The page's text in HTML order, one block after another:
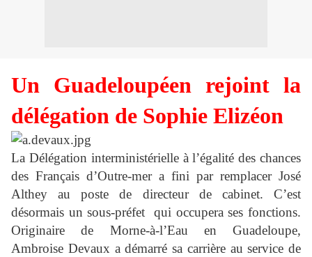
Un Guadeloupéen rejoint la
délégation de Sophie Elizéon
La Délégation interministérielle à l’égalité des chances
des Français d’Outre-mer a fini par remplacer José
Althey au poste de directeur de cabinet. C’est
désormais un sous-préfet qui occupera ses fonctions.
Originaire de Morne-à-l’Eau en Guadeloupe,
Ambroise Devaux a démarré sa carrière au service de